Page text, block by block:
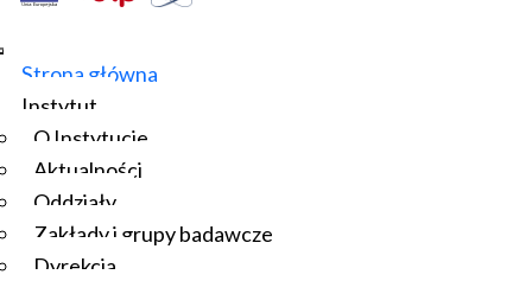
Strona główna
Instytut
O Instytucie
Aktualności
Oddziały
Zakłady i grupy badawcze
Dyrekcja